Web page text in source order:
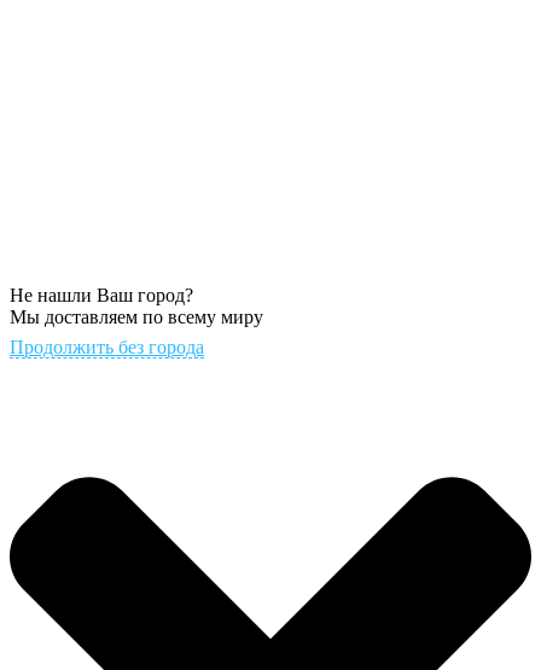
Не нашли Ваш город?
Мы доставляем по всему миру
Продолжить без города